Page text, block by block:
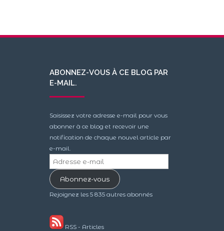
ABONNEZ-VOUS À CE BLOG PAR
E-MAIL.
Saisissez votre adresse e-mail pour vous
abonner à ce blog et recevoir une
notification de chaque nouvel article par
e-mail.
Adresse
e-
mailAbonnez-vous
Rejoignez les 5 835 autres abonnés
RSS - Articles